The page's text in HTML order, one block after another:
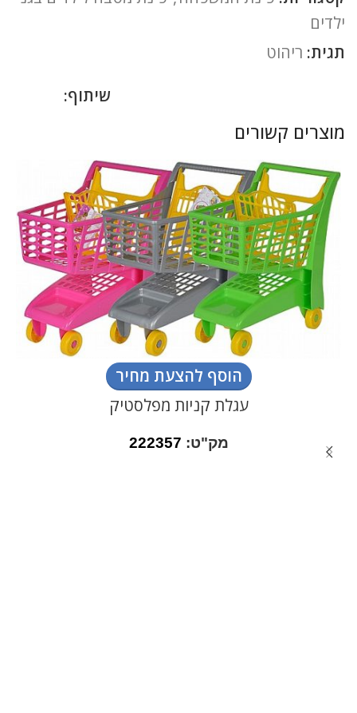
ילדים
תגית: ריהוט
שיתוף:
מוצרים קשורים
הוסף להצעת מחיר
עגלת קניות מפלסטיק
מק"ט: 222357